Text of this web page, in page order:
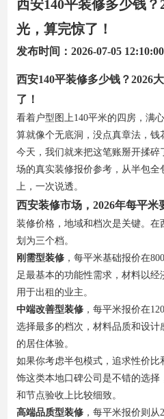
西安140平装修多少钱
光，算完惊了！
发布时间：2026-07-05 12:10:00
西安140平装修多少钱？2026
了！
看着户型图上140平米的四房，满
算就像个无底洞，没点真章法，钱
今天，我们就来把这笔账掰开揉碎
场的真实装修报价参考，从半包全
上，一次说透。
西安装修市场，2026年每平米
装修价格，地域和档次是关键。在
划为三个档。
刚需型装修，每平米基础报价在
足最基本的功能性需求，材料以
用于出租的业主。
中端改善型装修，每平米报价在
选择最多的档次，材料品质和设
的居住体验。
如果你考虑半包模式，追求性价
饰这类本地口碑公司是不错的选
和节点验收上比较细致。
高端品质型装修，每平米报价则从